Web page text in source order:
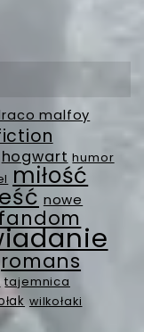
malfoy
hogwart humor
miłość
nowe
romans
tajemnica
wilkołaki